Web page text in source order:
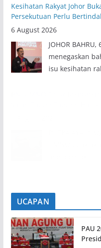
Kesihatan Rakyat Johor
Persekutuan Perlu
6 August 2026
JOHOR
menegaskan
isu kesihatan
UCAPAN
PAU